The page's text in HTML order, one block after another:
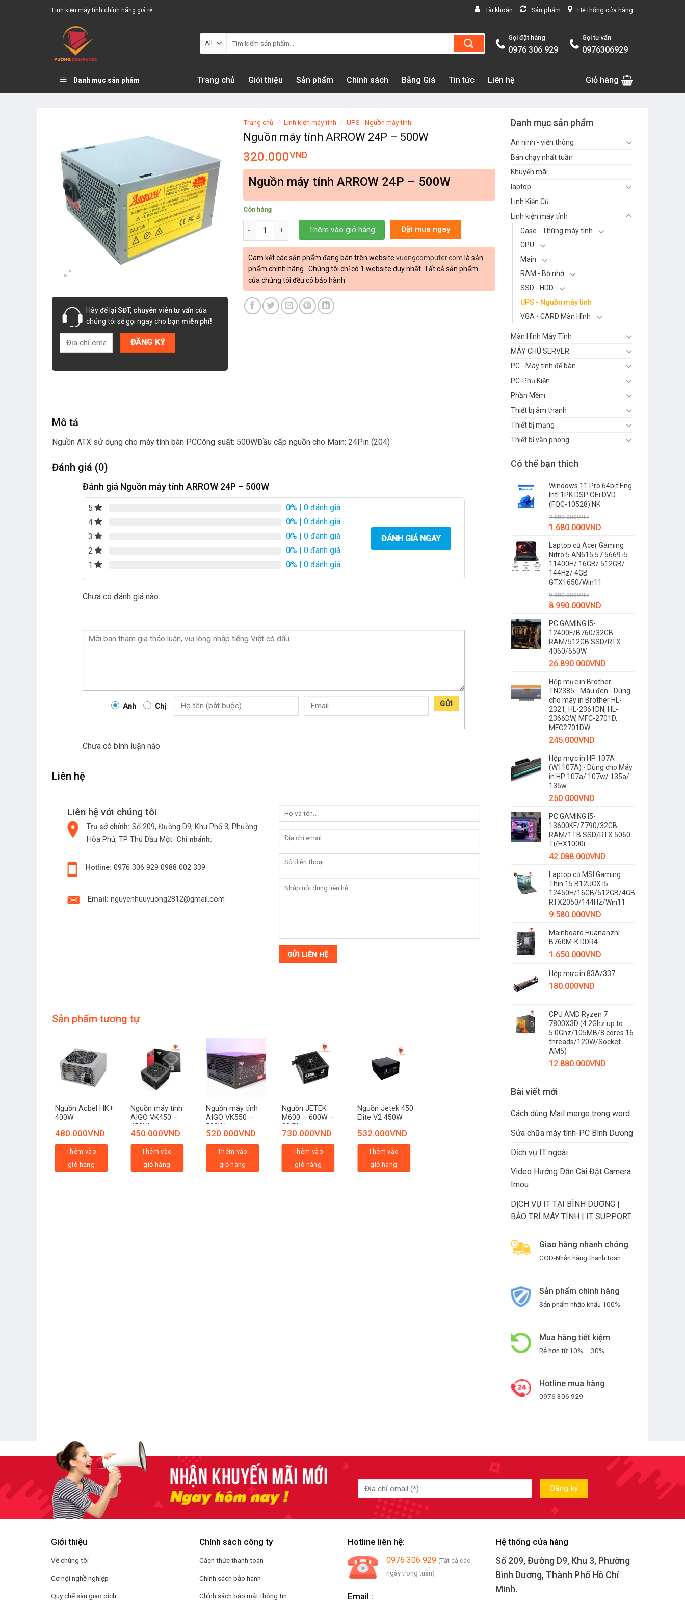
Linh kiện máy tính chính hãng giá rẻ Tài khoản Sản phẩm Hệ thống cửa hàng
Gọi đặt hàng
0976 306 929
Gọi tư vấn
0976306929
Danh mục sản phẩm Trang chủ Giới thiệu Sản phẩm Chính sách Bảng Giá Tin tức Liên hệ Giỏ hàng
Danh mục sản phẩm
An ninh - viễn thông
Bán chạy nhất tuần
Khuyến mãi
laptop
Linh Kiện Cũ
Linh kiện máy tính
Case - Thùng máy tính
CPU
Main
RAM - Bộ nhớ
SSD - HDD
UPS - Nguồn máy tính
VGA - CARD Màn Hình
Màn Hình Máy Tính
MÁY CHỦ SERVER
PC - Máy tính để bàn
PC-Phụ Kiện
Phần Mềm
Thiết bị âm thanh
Thiết bị mạng
Thiết bị văn phòng
Có thể bạn thích
Windows 11 Pro 64bit Eng
Intl 1PK DSP OEi DVD
(FQC-10528) NK
2.680.000VND
1.680.000VND
Laptop cũ Acer Gaming
Nitro 5 AN515 57 5669 i5
11400H/ 16GB/ 512GB/
144Hz/ 4GB
GTX1650/Win11
9.880.000VND
8.990.000VND
PC GAMING I5-
12400F/B760/32GB
RAM/512GB SSD/RTX
4060/650W
26.890.000VND
Hộp mực in Brother
TN2385 - Màu đen - Dùng
cho máy in Brother HL-
2321, HL-2361DN, HL-
2366DW, MFC-2701D,
MFC2701DW
245.000VND
Hộp mực in HP 107A
(W1107A) - Dùng cho Máy
in HP 107a/ 107w/ 135a/
135w
250.000VND
PC GAMING I5-
13600KF/Z790/32GB
RAM/1TB SSD/RTX 5060
Ti/HX1000i
42.088.000VND
Laptop cũ MSI Gaming
Thin 15 B12UCX i5
12450H/16GB/512GB/4GB
RTX2050/144Hz/Win11
9.580.000VND
Mainboard Huananzhi
B760M-K DDR4
1.650.000VND
Hộp mực in 83A/337
180.000VND
CPU AMD Ryzen 7
7800X3D (4.2Ghz up to
5.0Ghz/105MB/8 cores 16
threads/120W/Socket
AM5)
12.880.000VND
Bài viết mới
Cách dùng Mail merge trong word
Sửa chữa máy tính-PC Bình Dương
Dịch vụ IT ngoài
Video Hướng Dẫn Cài Đặt Camera
Imou
DỊCH VỤ IT TẠI BÌNH DƯƠNG |
BẢO TRÌ MÁY TÍNH | IT SUPPORT
Giao hàng nhanh chóng
COD-Nhận hàng thanh toán
Sản phẩm chính hãng
Sản phẩm nhập khẩu 100%
Mua hàng tiết kiệm
Rẻ hơn từ 10% – 30%
Hotline mua hàng
0976 306 929
Hãy để lại SĐT, chuyên viên tư vấn của
chúng tôi sẽ gọi ngay cho bạn miễn phí!
Trang chủ / Linh kiện máy tính / UPS - Nguồn máy tính
Nguồn máy tính ARROW 24P – 500W
320.000VND
Nguồn máy tính ARROW 24P – 500W
Còn hàng
Nguồn máy tính ARROW 24P - 500W số lượng
Thêm vào giỏ hàng Đặt mua ngay
Cam kết các sản phẩm đang bán trên website vuongcomputer.com là sản
phẩm chính hãng . Chúng tôi chỉ có 1 website duy nhất. Tất cả sản phẩm
của chúng tôi đều có bảo hành
Mô tả
Nguồn ATX sử dụng cho máy tính bàn PCCông suất: 500WĐầu cấp nguồn cho Main: 24Pin (204)
Đánh giá (0)
Đánh giá Nguồn máy tính ARROW 24P – 500W
5 0% | 0 đánh giá
4
0% | 0 đánh giá
3
0% | 0 đánh giá
2
0% | 0 đánh giá
1
0% | 0 đánh giá
ĐÁNH GIÁ NGAY
Chưa có đánh giá nào.
Anh Chị GỬI
Chưa có bình luận nào
Liên hệ
Liên hệ với chúng tôi
Trụ sở chính: Số 209, Đường D9, Khu Phố 3, Phường
Hòa Phú, TP Thủ Dầu Một Chi nhánh:
Hotline: 0976 306 929 0988 002 339
Email: nguyenhuuvuong2812@gmail.com
Sản phẩm tương tự
Nguồn Acbel HK+
400W
480.000VND
Thêm vào
giỏ hàng
Nguồn máy tính
AIGO VK450 –
450W
450.000VND
Thêm vào
giỏ hàng
Nguồn máy tính
AIGO VK550 –
500W
520.000VND
Thêm vào
giỏ hàng
Nguồn JETEK
M600 – 600W –
80 Plus
730.000VND
Thêm vào
giỏ hàng
Nguồn Jetek 450
Elite V2 450W
532.000VND
Thêm vào
giỏ hàng
Giới thiệu
Về chúng tôi
Cơ hội nghề nghiệp
Quy chế sàn giao dịch
Chính sách công ty
Cách thức thanh toán
Chính sách bảo hành
Chính sách bảo mật thông tin
Hotline liên hệ:
0976 306 929 (Tất cả các
ngày trong tuần)
Email :
Hệ thống cửa hàng
Số 209, Đường D9, Khu 3, Phường
Bình Dương, Thành Phố Hồ Chí
Minh.